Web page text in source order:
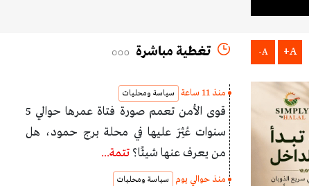
A+
A- تغطية مباشرة
منذ 11 ساعة سياسة ومحليات
قوى الأمن تعمم صورة فتاة عمرها حوالي 5
سنوات عُثِرَ عليها في محلة برج حمود، هل
من يعرف عنها شيئًا؟ تتمة...
منذ حوالي يوم سياسة ومحليات